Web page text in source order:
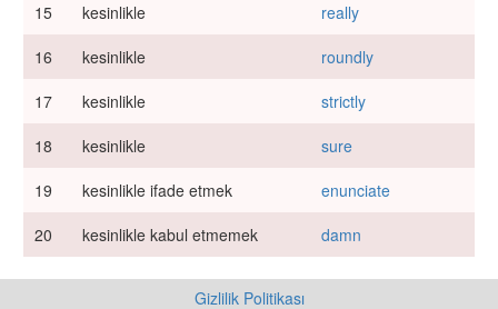
15
kesinlikle
really
16
kesinlikle
roundly
17
kesinlikle
strictly
18
kesinlikle
sure
19
kesinlikle ifade etmek
enunciate
20
kesinlikle kabul etmemek damn
Gizlilik Politikası